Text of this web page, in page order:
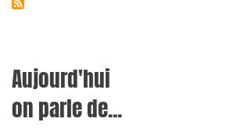
Aujourd'hui
on parle de...